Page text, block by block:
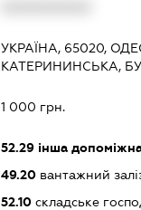
УКРАЇНА, 65020,
КАТЕРИНИНСЬКА,
1 000 грн.
52.29інша допоміжна
49.20вантажний
52.10складське